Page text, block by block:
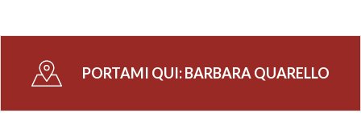
PORTAMI QUI:BARBARA QUARELLO